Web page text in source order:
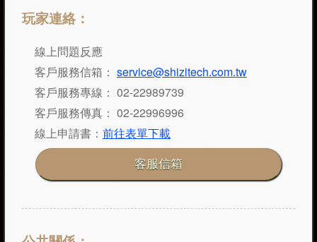
玩家連絡：
線上問題反應
客戶服務信箱： service@shizitech.com.tw
客戶服務專線： 02-22989739
客戶服務傳真： 02-22996996
線上申請書： 前往表單下載